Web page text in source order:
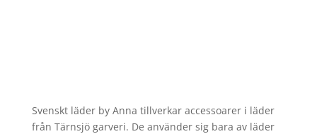
Svenskt läder by Anna tillverkar accessoarer i läder
från Tärnsjö garveri. De använder sig bara av läder